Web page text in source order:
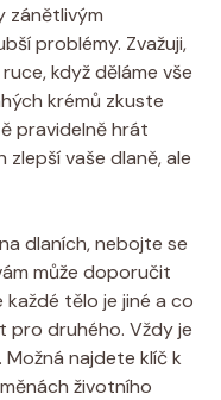
zánětlivým
problémy. Zvažuji,
když děláme vše
krémů zkuste
pravidelně hrát
vaše dlaně, ale
dlaních, nebojte se
může doporučit
tělo je jiné a co
pro druhého. Vždy je
najdete klíč k
životního